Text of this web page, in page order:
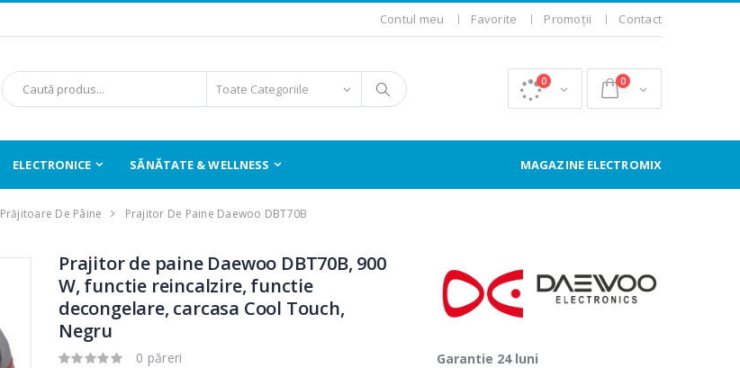
Contul meu Favorite Promoții Contact
0 0
ELECTRONICE SĂNĂTATE & WELLNESS MAGAZINE ELECTROMIX
Prăjitoare De Pâine Prajitor De Paine Daewoo DBT70B
Prajitor de paine Daewoo DBT70B, 900
W, functie reincalzire, functie
decongelare, carcasa Cool Touch,
Negru
0 păreri Garantie 24 luni